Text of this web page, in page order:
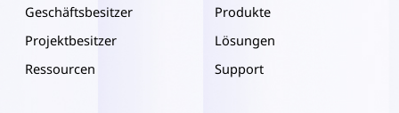
Geschäftsbesitzer
Projektbesitzer
Ressourcen
Produkte
Lösungen
Support